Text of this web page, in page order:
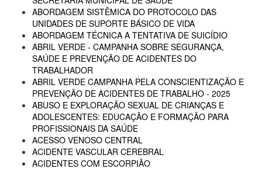
ABORDAGEM SISTÊMICA DO PROTOCOLO DAS
UNIDADES DE SUPORTE BÁSICO DE VIDA
ABORDAGEM TÉCNICA A TENTATIVA DE SUICÍDIO
ABRIL VERDE - CAMPANHA SOBRE SEGURANÇA,
SAÚDE E PREVENÇÃO DE ACIDENTES DO
TRABALHADOR
ABRIL VERDE CAMPANHA PELA CONSCIENTIZAÇÃO E
PREVENÇÃO DE ACIDENTES DE TRABALHO - 2025
ABUSO E EXPLORAÇÃO SEXUAL DE CRIANÇAS E
ADOLESCENTES: EDUCAÇÃO E FORMAÇÃO PARA
PROFISSIONAIS DA SAÚDE
ACESSO VENOSO CENTRAL
ACIDENTE VASCULAR CEREBRAL
ACIDENTES COM ESCORPIÃO